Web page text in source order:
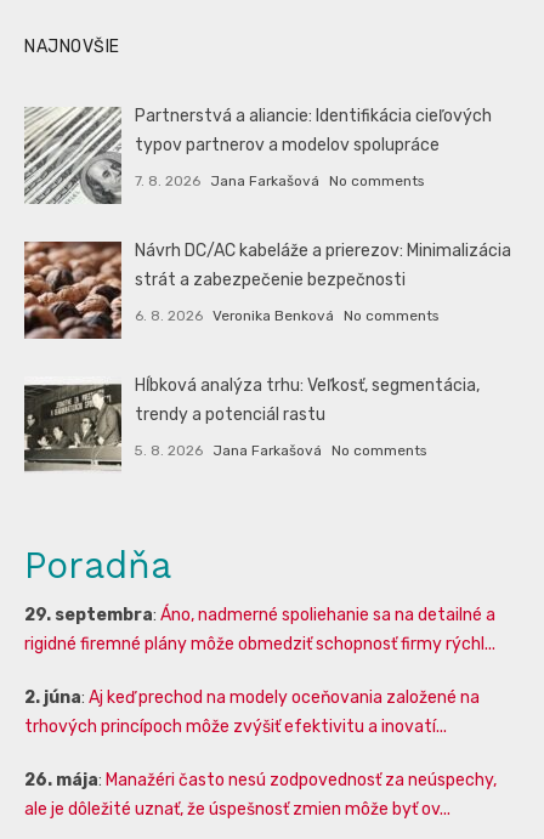
NAJNOVŠIE
Partnerstvá a aliancie: Identifikácia cieľových
typov partnerov a modelov spolupráce
7. 8. 2026 Jana Farkašová No comments
Návrh DC/AC kabeláže a prierezov: Minimalizácia
strát a zabezpečenie bezpečnosti
6. 8. 2026 Veronika Benková No comments
Hĺbková analýza trhu: Veľkosť, segmentácia,
trendy a potenciál rastu
5. 8. 2026 Jana Farkašová No comments
Poradňa
29. septembra: Áno, nadmerné spoliehanie sa na detailné a
rigidné firemné plány môže obmedziť schopnosť firmy rýchl...
2. júna: Aj keď prechod na modely oceňovania založené na
trhových princípoch môže zvýšiť efektivitu a inovatí...
26. mája: Manažéri často nesú zodpovednosť za neúspechy,
ale je dôležité uznať, že úspešnosť zmien môže byť ov...